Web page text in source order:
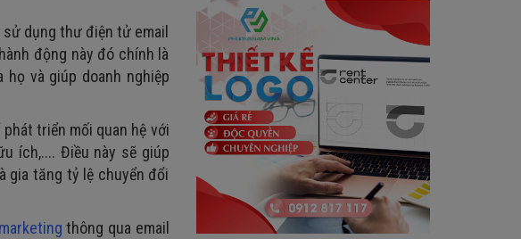
sử dụng thư điện tử email
động này đó chính là
và giúp doanh nghiệp
triển mối quan hệ với
ích,.... Điều này sẽ giúp
gia tăng tỷ lệ chuyển đổi
thông qua email